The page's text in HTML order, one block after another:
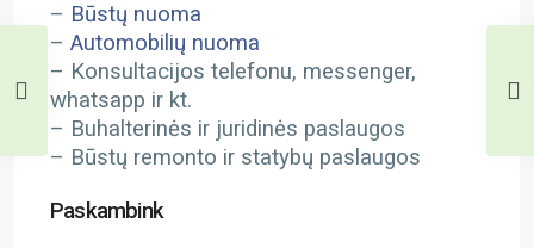
– Būstų nuoma
– Automobilių nuoma
– Konsultacijos telefonu, messenger,
whatsapp ir kt.
– Buhalterinės ir juridinės paslaugos
– Būstų remonto ir statybų paslaugos
Paskambink